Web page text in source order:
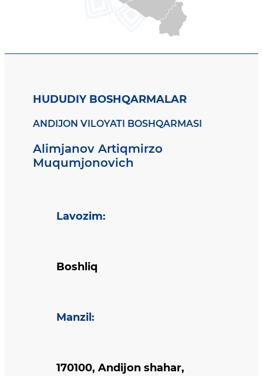
HUDUDIY BOSHQARMALAR
ANDIJON VILOYATI BOSHQARMASI
Alimjanov Artiqmirzo
Muqumjonovich
Lavozim:
Boshliq
Manzil :
170100, Andijon shahar,